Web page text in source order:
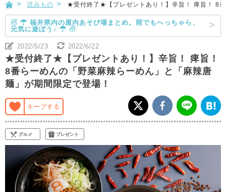
読みもの ★受付終了★【プレゼントあり！】辛旨！ 痺旨！ 8
☃ ☂ 福井県内の屋内あそび場まとめ。雨でもへっちゃら、
元気に遊ぼう♪ ☂ ☃
2022/5/23 2022/6/22
★受付終了★【プレゼントあり！】辛旨！ 痺旨！
8番らーめんの「野菜麻辣らーめん」と「麻辣唐
麺」が期間限定で登場！
キープする
グルメ プレゼント